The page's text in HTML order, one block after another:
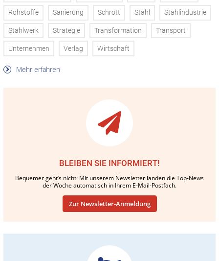
Rohstoffe Sanierung Schrott Stahl Stahlindustrie
Stahlwerk Strategie Transformation Transport
Unternehmen Verlag Wirtschaft
Mehr erfahren
BLEIBEN SIE INFORMIERT!
Bequemer geht’s nicht: Mit unserem Newsletter landen die Top-News
der Woche automatisch in Ihrem E-Mail-Postfach.
Zur Newsletter-Anmeldung